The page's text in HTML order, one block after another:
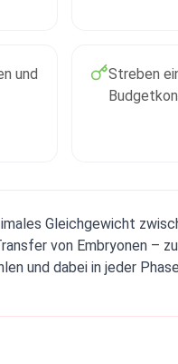
und
Streben
Gleichgewicht
von Embryonen –
und dabei in jeder